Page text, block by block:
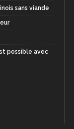
sans viande
possible avec